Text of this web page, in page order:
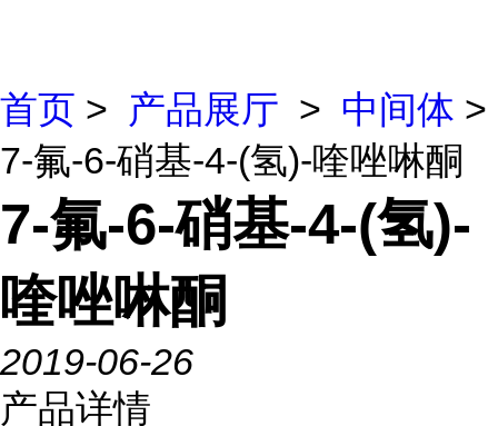
首页 > 产品展厅 > 中间体 >
7-氟-6-硝基-4-(氢)-喹唑啉酮
7-氟-6-硝基-4-(氢)-
喹唑啉酮
2019-06-26
产品详情